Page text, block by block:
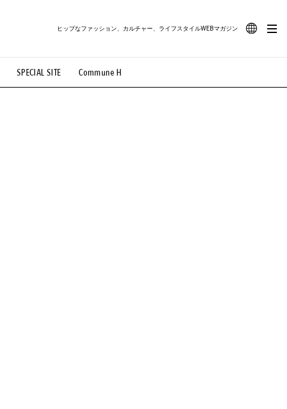
SPECIAL SITE Commune H
ヒップなファッション、カルチャー、ライフスタイルWEBマガジン
#路地裏てぃーん。 #MONTHLY JOURNAL
#MOVIE #LIFESTYLE #SNEAKER #OUTDOOR